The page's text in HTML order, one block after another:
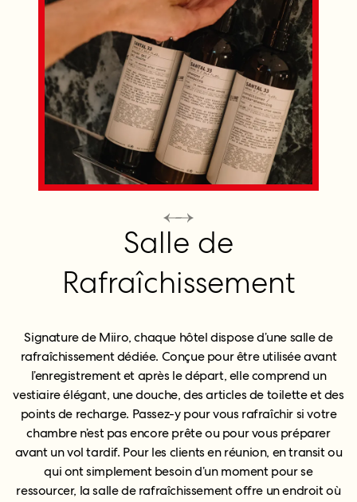
Salle de
Rafraîchissement
Signature de Miiro, chaque hôtel dispose d’une salle de
rafraîchissement dédiée. Conçue pour être utilisée avant
l’enregistrement et après le départ, elle comprend un
vestiaire élégant, une douche, des articles de toilette et des
points de recharge. Passez-y pour vous rafraîchir si votre
chambre n’est pas encore prête ou pour vous préparer
avant un vol tardif. Pour les clients en réunion, en transit ou
qui ont simplement besoin d’un moment pour se
ressourcer, la salle de rafraîchissement offre un endroit où